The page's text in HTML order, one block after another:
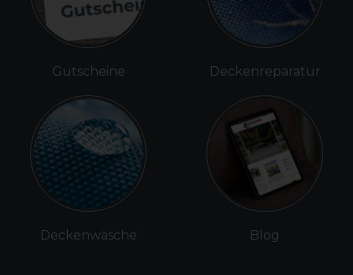
Gutscheine
Deckenwäsche
Deckenreparatur
Blog